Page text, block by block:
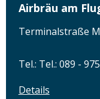
Airbräu am
Terminalstraße
Tel.: Tel.: 089 -
Details